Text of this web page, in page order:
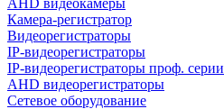
AHD видеокамеры
Камера-регистратор
Видеорегистраторы
IP-видеорегистраторы
IP-видеорегистраторы проф. серии
AHD видеорегистраторы
Сетевое оборудование